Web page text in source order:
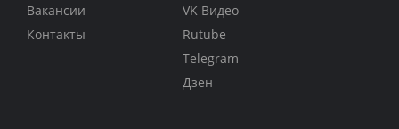
Вакансии
Контакты
VK Видео
Rutube
Telegram
Дзен